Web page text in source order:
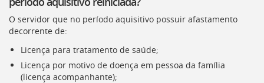
O servidor que no período aquisitivo possuir afastamento
decorrente de:
Licença para tratamento de saúde;
Licença por motivo de doença em pessoa da família
(licença acompanhante);